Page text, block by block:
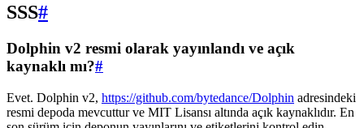
SSS#
Dolphin v2 resmi olarak yayınlandı ve açık
kaynaklı mı?#
Evet. Dolphin v2, https://github.com/bytedance/Dolphin adresindeki
resmi depoda mevcuttur ve MIT Lisansı altında açık kaynaklıdır. En